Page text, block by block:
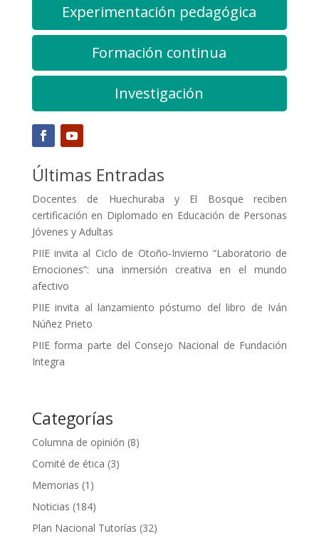
Experimentación pedagógica
Formación continua
Investigación
Últimas Entradas
Docentes de Huechuraba y El Bosque reciben
certificación en Diplomado en Educación de Personas
Jóvenes y Adultas
PIIE invita al Ciclo de Otoño-Invierno “Laboratorio de
Emociones”: una inmersión creativa en el mundo
afectivo
PIIE invita al lanzamiento póstumo del libro de Iván
Núñez Prieto
PIIE forma parte del Consejo Nacional de Fundación
Integra
Categorías
Columna de opinión (8)
Comité de ética (3)
Memorias (1)
Noticias (184)
Plan Nacional Tutorías (32)